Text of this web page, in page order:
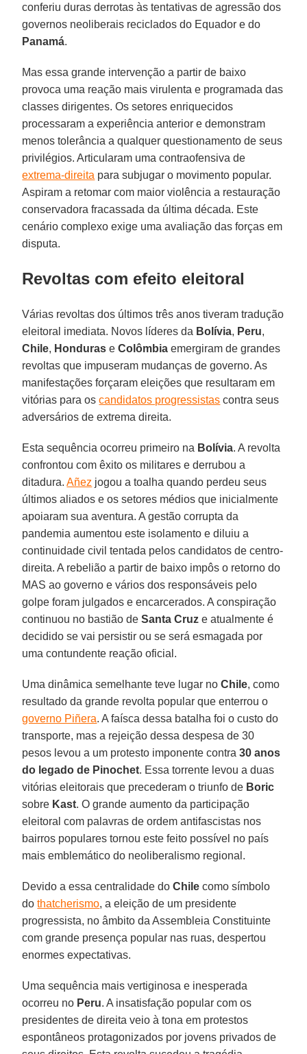
conferiu duras derrotas às tentativas de agressão dos
governos neoliberais reciclados do Equador e do
Panamá.
Mas essa grande intervenção a partir de baixo
provoca uma reação mais virulenta e programada das
classes dirigentes. Os setores enriquecidos
processaram a experiência anterior e demonstram
menos tolerância a qualquer questionamento de seus
privilégios. Articularam uma contraofensiva de
extrema-direita para subjugar o movimento popular.
Aspiram a retomar com maior violência a restauração
conservadora fracassada da última década. Este
cenário complexo exige uma avaliação das forças em
disputa.
Revoltas com efeito eleitoral
Várias revoltas dos últimos três anos tiveram tradução
eleitoral imediata. Novos líderes da Bolívia, Peru,
Chile, Honduras eColômbia emergiram de grandes
revoltas que impuseram mudanças de governo. As
manifestações forçaram eleições que resultaram em
vitórias para oscandidatos progressistas contra seus
adversários de extrema direita.
Esta sequência ocorreu primeiro na Bolívia. A revolta
confrontou com êxito os militares e derrubou a
ditadura.Añez jogou a toalha quando perdeu seus
últimos aliados e os setores médios que inicialmente
apoiaram sua aventura. A gestão corrupta da
pandemia aumentou este isolamento e diluiu a
continuidade civil tentada pelos candidatos de centro-
direita. A rebelião a partir de baixo impôs o retorno do
MAS ao governo e vários dos responsáveis pelo
golpe foram julgados e encarcerados. A conspiração
continuou no bastião deSanta Cruz e atualmente é
decidido se vai persistir ou se será esmagada por
uma contundente reação oficial.
Uma dinâmica semelhante teve lugar noChile, como
resultado da grande revolta popular que enterrou o
governo Piñera. A faísca dessa batalha foi o custo do
transporte, mas a rejeição dessa despesa de 30
pesos levou a um protesto imponente contra30 anos
do legado de Pinochet. Essa torrente levou a duas
vitórias eleitorais que precederam o triunfo de Boric
sobre Kast. O grande aumento da participação
eleitoral com palavras de ordem antifascistas nos
bairros populares tornou este feito possível no país
mais emblemático do neoliberalismo regional.
Devido a essa centralidade doChile como símbolo
dothatcherismo, a eleição de um presidente
progressista, no âmbito da Assembleia Constituinte
com grande presença popular nas ruas, despertou
enormes expectativas.
Uma sequência mais vertiginosa e inesperada
ocorreu no Peru. A insatisfação popular com os
presidentes de direita veio à tona em protestos
espontâneos protagonizados por jovens privados de